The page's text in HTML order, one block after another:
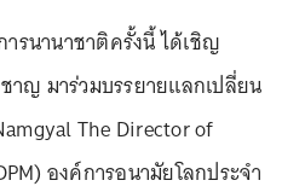
รนานาชาติครั้งนี้ ได้เชิญ
าญ มาร่วมบรรยายแลกเปลี่ยน
The Director of
องค์การอนามัยโลกประจำ